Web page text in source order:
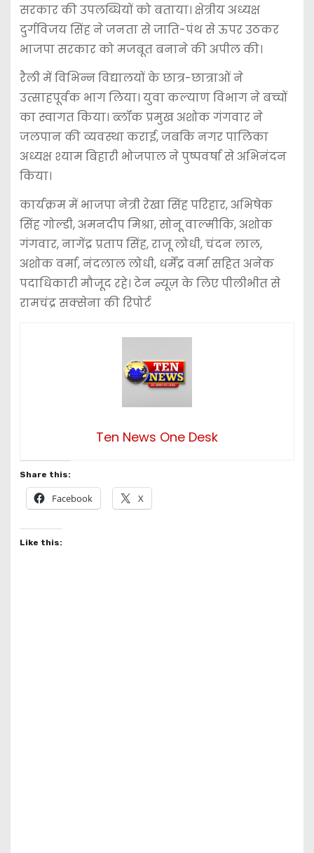
सरकार की उपलब्धियों को बताया। क्षेत्रीय अध्यक्ष
दुर्गविजय सिंह ने जनता से जाति-पंथ से ऊपर उठकर
भाजपा सरकार को मजबूत बनाने की अपील की।
रैली में विभिन्न विद्यालयों के छात्र-छात्राओं ने
उत्साहपूर्वक भाग लिया। युवा कल्याण विभाग ने बच्चों
का स्वागत किया। ब्लॉक प्रमुख अशोक गंगवार ने
जलपान की व्यवस्था कराई, जबकि नगर पालिका
अध्यक्ष श्याम बिहारी भोजपाल ने पुष्पवर्षा से अभिनंदन
किया।
कार्यक्रम में भाजपा नेत्री रेखा सिंह परिहार, अभिषेक
सिंह गोल्डी, अमनदीप मिश्रा, सोनू वाल्मीकि, अशोक
गंगवार, नागेंद्र प्रताप सिंह, राजू लोधी, चंदन लाल,
अशोक वर्मा, नंदलाल लोधी, धर्मेंद्र वर्मा सहित अनेक
पदाधिकारी मौजूद रहे। टेन न्यूज़ के लिए पीलीभीत से
रामचंद्र सक्सेना की रिपोर्ट
Ten News One Desk
Share this:
Facebook X
Like this: